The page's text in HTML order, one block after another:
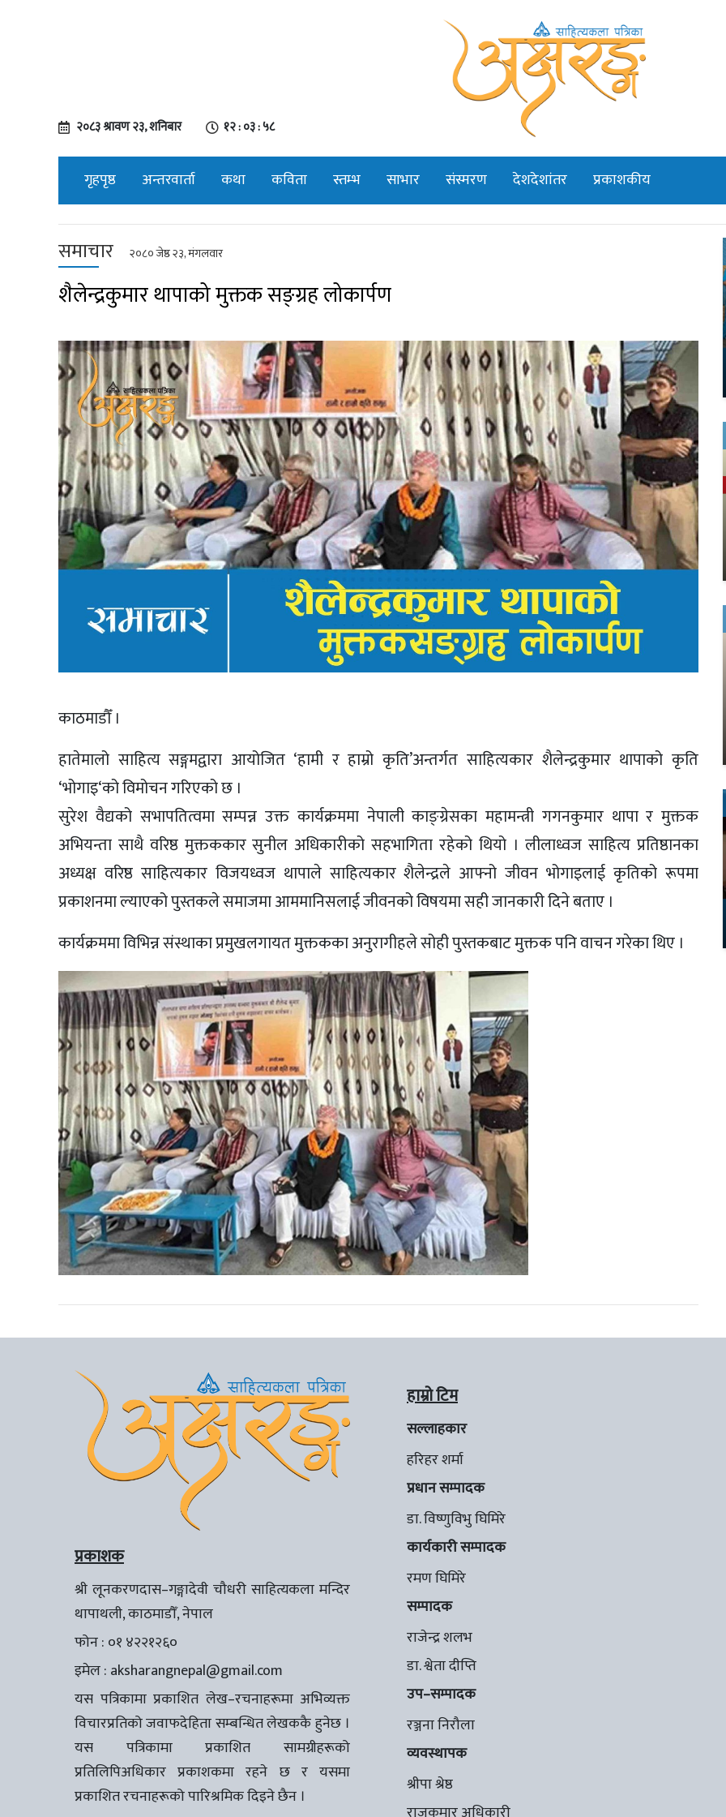
२०८३ श्रावण २३, शनिबार १२ : ०३ : ५९
गृहपृष्ठ अन्तरवार्ता कथा कविता स्तम्भ साभार संस्मरण देशदेशांतर प्रकाशकीय
समाचार २०८० जेष्ठ २३, मंगलवार
शैलेन्द्रकुमार थापाको मुक्तक सङ्ग्रह लोकार्पण
काठमाडौँ ।
हातेमालो साहित्य सङ्गमद्वारा आयोजित ‘हामी र हाम्रो कृति’अन्तर्गत साहित्यकार शैलेन्द्रकुमार थापाको कृति
‘भोगाइ‘को विमोचन गरिएको छ ।
सुरेश वैद्यको सभापतित्वमा सम्पन्न उक्त कार्यक्रममा नेपाली काङ्ग्रेसका महामन्त्री गगनकुमार थापा र मुक्तक
अभियन्ता साथै वरिष्ठ मुक्तककार सुनील अधिकारीको सहभागिता रहेको थियो । लीलाध्वज साहित्य प्रतिष्ठानका
अध्यक्ष वरिष्ठ साहित्यकार विजयध्वज थापाले साहित्यकार शैलेन्द्रले आफ्नो जीवन भोगाइलाई कृतिको रूपमा
प्रकाशनमा ल्याएको पुस्तकले समाजमा आममानिसलाई जीवनको विषयमा सही जानकारी दिने बताए ।
कार्यक्रममा विभिन्न संस्थाका प्रमुखलगायत मुक्तकका अनुरागीहले सोही पुस्तकबाट मुक्तक पनि वाचन गरेका थिए ।
प्रकाशक
श्री लूनकरणदास–गङ्गादेवी चौधरी साहित्यकला मन्दिर
थापाथली, काठमाडौँ, नेपाल
फोन : ०१ ४२२१२६०
इमेल : aksharangnepal@gmail.com
यस पत्रिकामा प्रकाशित लेख–रचनाहरूमा अभिव्यक्त
विचारप्रतिको जवाफदेहिता सम्बन्धित लेखककै हुनेछ ।
यस पत्रिकामा प्रकाशित सामग्रीहरूको
प्रतिलिपिअधिकार प्रकाशकमा रहने छ र यसमा
प्रकाशित रचनाहरूको पारिश्रमिक दिइने छैन ।
हाम्रो टिम
सल्लाहकार
हरिहर शर्मा
प्रधान सम्पादक
डा. विष्णुविभु घिमिरे
कार्यकारी सम्पादक
रमण घिमिरे
सम्पादक
राजेन्द्र शलभ
डा. श्वेता दीप्ति
उप–सम्पादक
रञ्जना निरौला
व्यवस्थापक
श्रीपा श्रेष्ठ